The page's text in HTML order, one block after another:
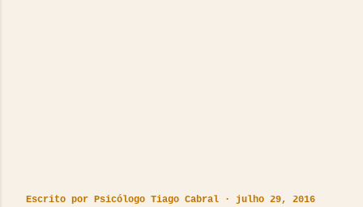
Escrito por Psicólogo Tiago Cabral julho 29, 2016